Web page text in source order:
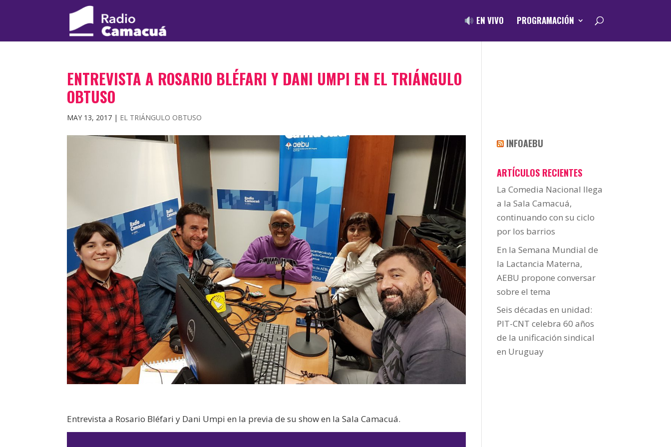
EN VIVO PROGRAMACIÓN
ENTREVISTA A ROSARIO BLÉFARI Y DANI UMPI EN EL TRIÁNGULO
OBTUSO
MAY 13, 2017 | EL TRIÁNGULO OBTUSO
Entrevista a Rosario Bléfari y Dani Umpi en la previa de su show en la Sala Camacuá.
INFOAEBU
ARTÍCULOS RECIENTES
La Comedia Nacional llega
a la Sala Camacuá,
continuando con su ciclo
por los barrios
En la Semana Mundial de
la Lactancia Materna,
AEBU propone conversar
sobre el tema
Seis décadas en unidad:
PIT-CNT celebra 60 años
de la unificación sindical
en Uruguay